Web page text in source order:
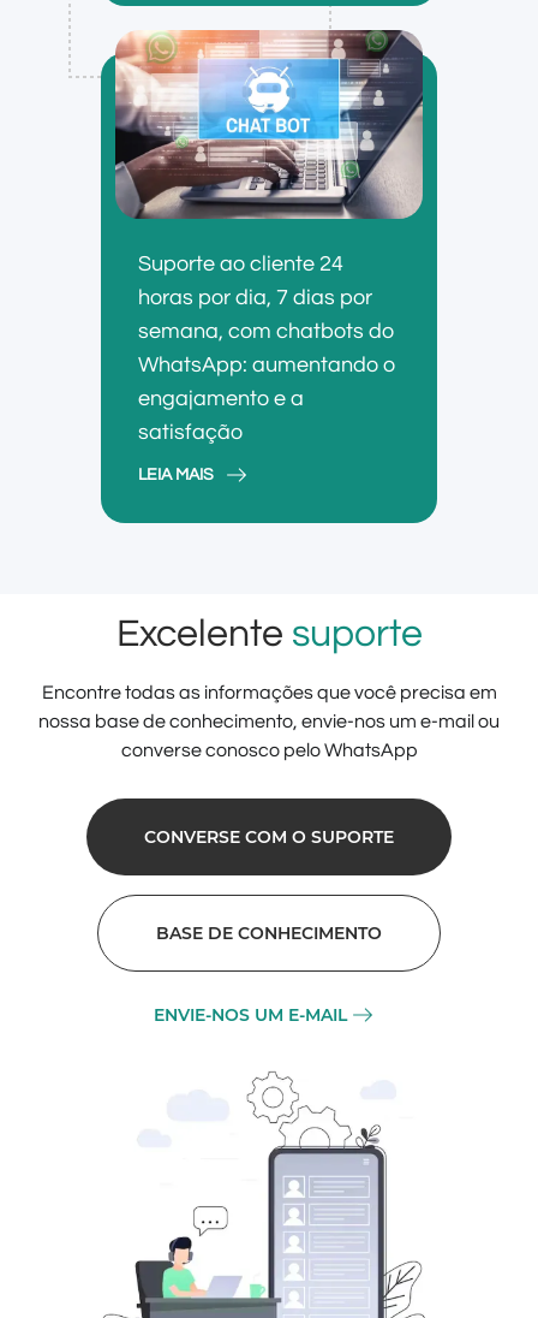
Suporte ao cliente 24
horas por dia, 7 dias por
semana, com chatbots do
WhatsApp: aumentando o
engajamento e a
satisfação
LEIA MAIS
Excelente suporte
Encontre todas as informações que você precisa em
nossa base de conhecimento, envie-nos um e-mail ou
converse conosco pelo WhatsApp
CONVERSE COM O SUPORTE
BASE DE CONHECIMENTO
ENVIE-NOS UM E-MAIL